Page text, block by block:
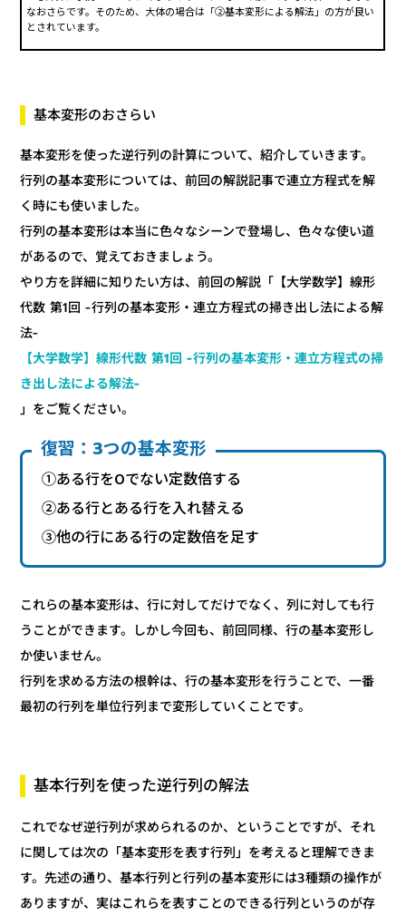
なおさらです。そのため、大体の場合は「②基本変形による解法」の方が良い
とされています。
基本変形のおさらい
基本変形を使った逆行列の計算について、紹介していきます。
行列の基本変形については、前回の解説記事で連立方程式を解
く時にも使いました。
行列の基本変形は本当に色々なシーンで登場し、色々な使い道
があるので、覚えておきましょう。
やり方を詳細に知りたい方は、前回の解説「【大学数学】線形
代数 第1回 -行列の基本変形・連立方程式の掃き出し法による解
法-
【大学数学】線形代数 第1回 -行列の基本変形・連立方程式の掃
き出し法による解法-
」をご覧ください。
復習：3つの基本変形
①ある行を0でない定数倍する
②ある行とある行を入れ替える
③他の行にある行の定数倍を足す
これらの基本変形は、行に対してだけでなく、列に対しても行
うことができます。しかし今回も、前回同様、行の基本変形し
か使いません。
行列を求める方法の根幹は、行の基本変形を行うことで、一番
最初の行列を単位行列まで変形していくことです。
基本行列を使った逆行列の解法
これでなぜ逆行列が求められるのか、ということですが、それ
に関しては次の「基本変形を表す行列」を考えると理解できま
す。先述の通り、基本行列と行列の基本変形には3種類の操作が
ありますが、実はこれらを表すことのできる行列というのが存